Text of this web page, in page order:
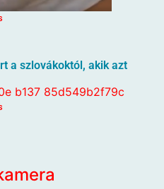
a szlovákoktól, akik azt